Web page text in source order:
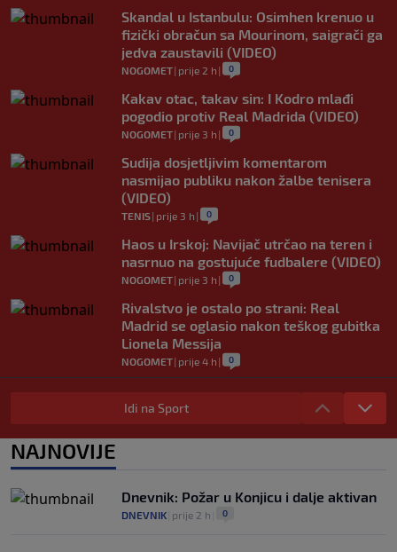
Skandal u Istanbulu: Osimhen krenuo u
fizički obračun sa Mourinom, saigrači ga
jedva zaustavili (VIDEO)
NOGOMET| prije 2 h | 0
Kakav otac, takav sin: I Kodro mlađi
pogodio protiv Real Madrida (VIDEO)
NOGOMET| prije 3 h | 0
Sudija dosjetljivim komentarom
nasmijao publiku nakon žalbe tenisera
(VIDEO)
TENIS| prije 3 h | 0
Haos u Irskoj: Navijač utrčao na teren i
nasrnuo na gostujuće fudbalere (VIDEO)
NOGOMET| prije 3 h | 0
Rivalstvo je ostalo po strani: Real
Madrid se oglasio nakon teškog gubitka
Lionela Messija
NOGOMET| prije 4 h | 0
WNBA igračice odgovorile Kanteru
nakon provokacije: "Nećemo biti politički
0
FIFA-e je vaš novac", danas se suočava s
najvećom krizom
| prije 5 h
Idi na Sport
NAJNOVIJE
Dnevnik: Požar u Konjicu i dalje aktivan
DNEVNIK prije 2 h 0